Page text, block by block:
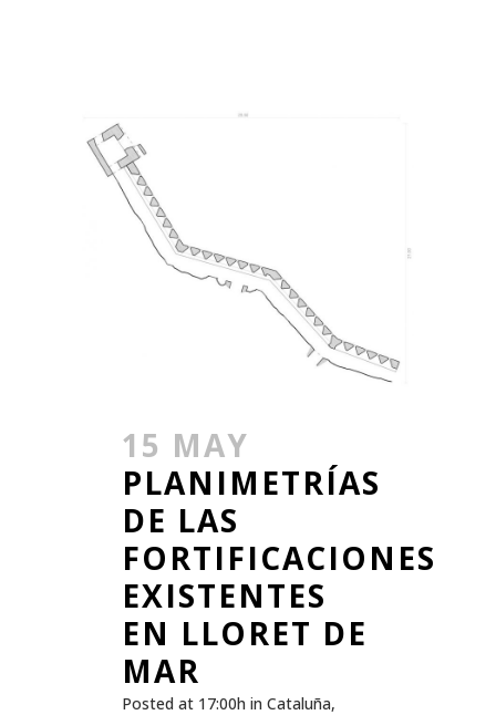
15 MAY
PLANIMETRÍAS
DE LAS
FORTIFICACIONES
EXISTENTES
EN LLORET DE
MAR
Posted at 17:00h in Cataluña,